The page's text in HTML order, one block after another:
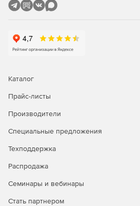
Hyper-конвергентная
средах HCI.
официального дилера Softline
Каталог
Прайс-листы
Производители
Специальные предложения
Техподдержка
Распродажа
Семинары и вебинары
Стать партнером